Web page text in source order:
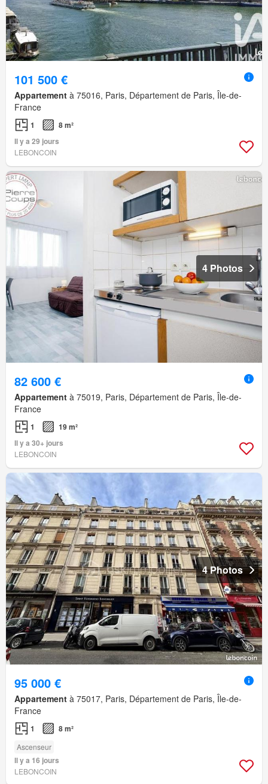
101 500 €
Appartement à 75016, Paris, Département de Paris, Île-de-
France
1
8 m²
Il y a 29 jours
LEBONCOIN
4 Photos
82 600 €
Appartement à 75019, Paris, Département de Paris, Île-de-
France
1
19 m²
Il y a 30+ jours
LEBONCOIN
4 Photos
95 000 €
Appartement à 75017, Paris, Département de Paris, Île-de-
France
1 8 m²
Ascenseur
Il y a 16 jours
LEBONCOIN